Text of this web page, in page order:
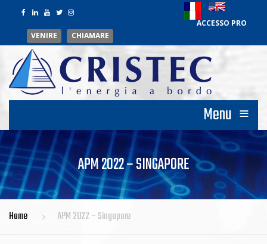
VENIRE CHIAMARE
ACCESSO PRO
Menu ≡
APM 2022 – SINGAPORE
Home APM 2022 – Singapore